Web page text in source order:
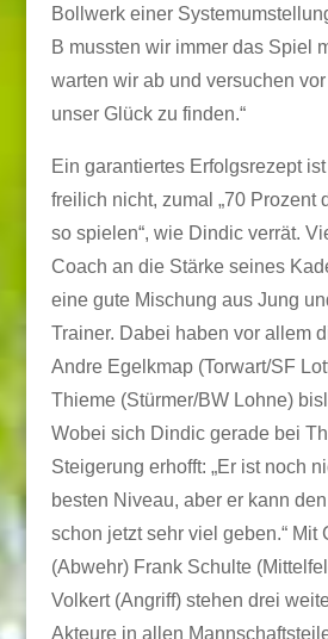
Bollwerk einer
B mussten wir immer das Spiel
warten wir ab und versuchen
unser Glück zu finden.“
Ein garantiertes Erfolgsrezept
freilich nicht, zumal „70 Prozent
so spielen“, wie Dindic verrät.
Coach an die Stärke seines
eine gute Mischung aus Jung
Trainer. Dabei haben vor allem
Andre Egelkmap (Torwart/SF
Thieme (Stürmer/BW Lohne)
Wobei sich Dindic gerade bei
Steigerung erhofft: „Er ist noch
besten Niveau, aber er kann
schon jetzt sehr viel geben.“ Mit
(Abwehr) Frank Schulte
Volkert (Angriff) stehen drei
Akteure in allen